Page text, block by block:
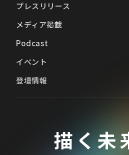
プレスリリース
メディア掲載
Podcast
イベント
登壇情報
描く未